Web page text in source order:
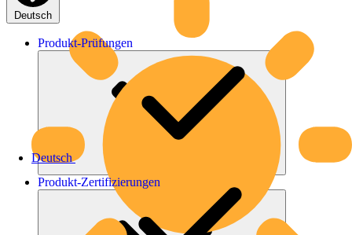
Deutsch
Deutsch
Produkt-Prüfungen
Produkt-Zertifizierungen